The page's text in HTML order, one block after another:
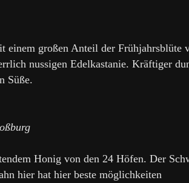
einem großen Anteil der Frühjahrsblüte
nussigen Edelkastanie. Kräftiger
Süße.
Honig von den 24 Höfen. Der
hier hat hier beste möglichkeiten